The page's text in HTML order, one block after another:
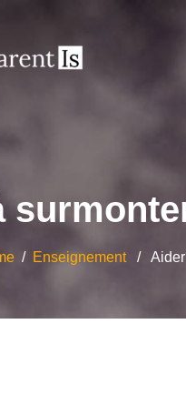
/ Enseignement/ Aider